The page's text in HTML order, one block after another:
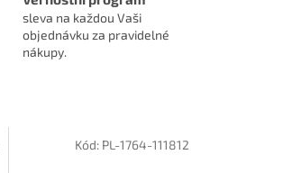
sleva na každou Vaši
objednávku za pravidelné
nákupy.
Kód: PL-1764-111812